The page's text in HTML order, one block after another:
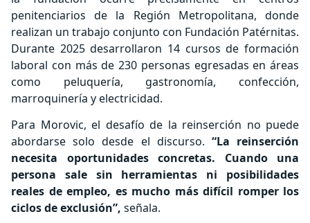
penitenciarios de la Región Metropolitana, donde
realizan un trabajo conjunto con Fundación Patérnitas.
Durante 2025 desarrollaron 14 cursos de formación
laboral con más de 230 personas egresadas en áreas
como peluquería, gastronomía, confección,
marroquinería y electricidad.
Para Morovic, el desafío de la reinserción no puede
abordarse solo desde el discurso. “La reinserción
necesita oportunidades concretas. Cuando una
persona sale sin herramientas ni posibilidades
reales de empleo, es mucho más difícil romper los
ciclos de exclusión”, señala.